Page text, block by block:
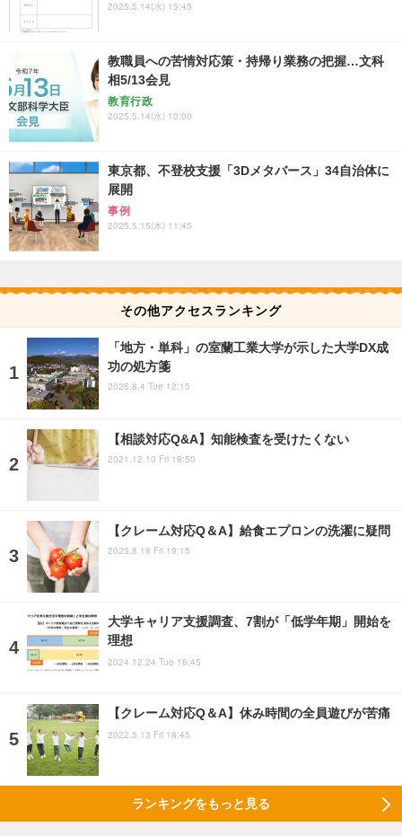
2025.5.14(水) 15:45
教職員への苦情対応策・持帰り業務の把握…文科
相5/13会見
教育行政
2025.5.14(水) 10:00
東京都、不登校支援「3Dメタバース」34自治体に
展開
事例
2025.5.15(木) 11:45
その他アクセスランキング
「地方・単科」の室蘭工業大学が示した大学DX成
功の処方箋
2026.8.4 Tue 12:15
【相談対応Q&A】知能検査を受けたくない
2021.12.10 Fri 18:50
【クレーム対応Q＆A】給食エプロンの洗濯に疑問
2023.8.18 Fri 19:15
大学キャリア支援調査、7割が「低学年期」開始を
理想
2024.12.24 Tue 16:45
【クレーム対応Q＆A】休み時間の全員遊びが苦痛
2022.5.13 Fri 18:45
ランキングをもっと見る